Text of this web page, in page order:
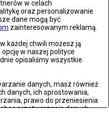
w celach
oraz personalizowanie
dane mogą być
zainteresowanym reklamą.
każdej chwili możesz ją
w naszej polityce
opisaliśmy wszystkie
danych, masz również
danych, ich sprostowania,
prawo do przeniesienia
przetwarzania danych.
niszczycielskiej powodzi